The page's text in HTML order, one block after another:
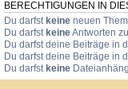
BERECHTIGUNGEN IN
Du darfst keine neuen
Du darfst keineAntworten
Du darfst deine Beiträge in
Du darfst deine Beiträge in
Du darfst keine